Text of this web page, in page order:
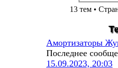
13 тем •
Амортизаторы
Последнее
15.09.2023, 20:03